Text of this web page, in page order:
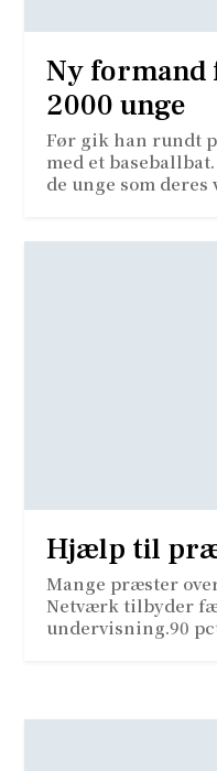
Ny formand
2000 unge
Før gik han rundt
med et
de unge som deres
Hjælp til
Mange præster
Netværk tilbyder
undervisning.90